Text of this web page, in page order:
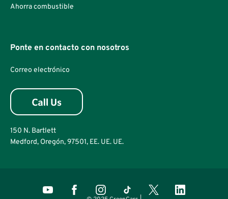
Ahorra combustible
Ponte en contacto con nosotros
Correo electrónico
150 N. Bartlett
Medford, Oregón, 97501, EE. UE. UE.